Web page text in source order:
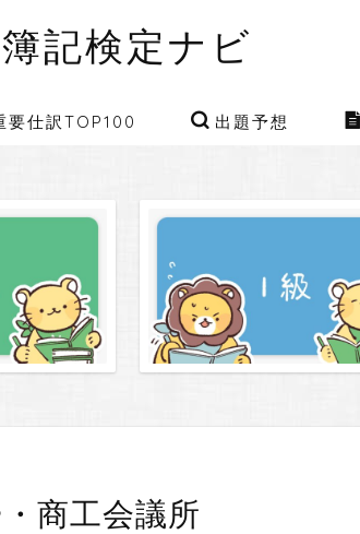
簿記検定ナビ
要仕訳TOP100 出題予想
商工会議所